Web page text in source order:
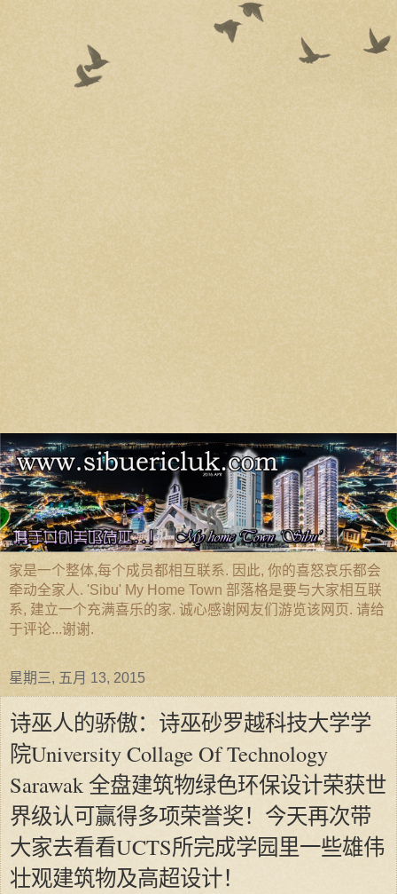
家是一个整体,每个成员都相互联系. 因此, 你的喜怒哀乐都会
牵动全家人. 'Sibu' My Home Town 部落格是要与大家相互联
系, 建立一个充满喜乐的家. 诚心感谢网友们游览该网页. 请给
于评论...谢谢.
星期三, 五月 13, 2015
诗巫人的骄傲：诗巫砂罗越科技大学学
院University Collage Of Technology
Sarawak 全盘建筑物绿色环保设计荣获世
界级认可赢得多项荣誉奖！今天再次带
大家去看看UCTS所完成学园里一些雄伟
壮观建筑物及高超设计！